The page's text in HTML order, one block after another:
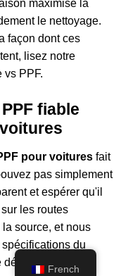
maximise la
le nettoyage.
façon dont ces
lisez notre
vs PPF.
fiable
pour voitures fait
pas simplement
et espérer qu'il
les routes
source, et nous
du
French